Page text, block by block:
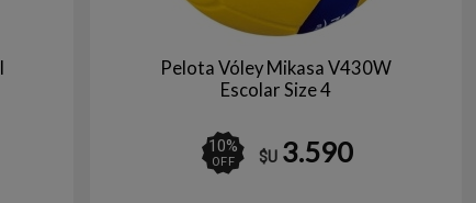
Pelota Vóley Mikasa V430W
Escolar Size 4
10%
OFF $U 3.590